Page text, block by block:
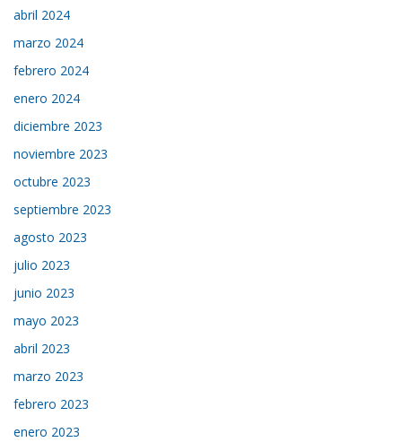
abril 2024
marzo 2024
febrero 2024
enero 2024
diciembre 2023
noviembre 2023
octubre 2023
septiembre 2023
agosto 2023
julio 2023
junio 2023
mayo 2023
abril 2023
marzo 2023
febrero 2023
enero 2023